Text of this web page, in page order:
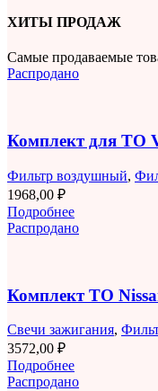
ХИТЫ ПРОДАЖ
Самые продаваемые
Распродано
Комплект для ТО
Фильтр воздушный,
1968,00 ₽
Подробнее
Распродано
Комплект ТО
Свечи зажигания,
3572,00 ₽
Подробнее
Распродано